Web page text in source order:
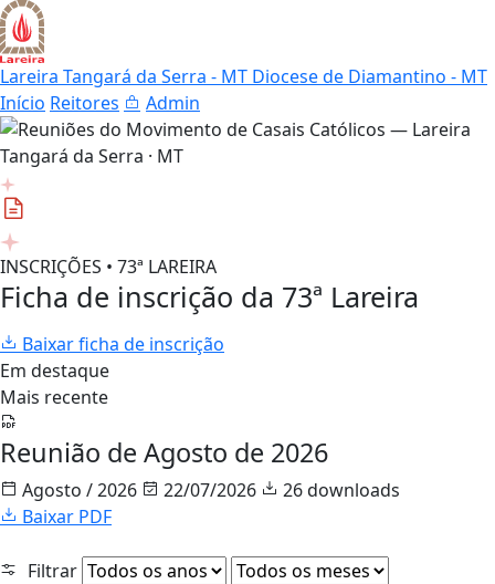
Lareira Tangará da Serra - MT Diocese de Diamantino - MT
Início Reitores Admin
INSCRIÇÕES • 73ª LAREIRA
Ficha de inscrição da 73ª Lareira
Baixar ficha de inscrição
Em destaque
Mais recente
Reunião de Agosto de 2026
Agosto / 2026 22/07/2026
26 downloads
Baixar PDF
Filtrar